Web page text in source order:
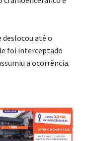
deslocou até o
foi interceptado
a ocorrência.